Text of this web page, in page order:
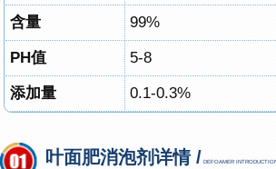
含量 99%
PH值 5-8
添加量 0.1-0.3%
叶面肥消泡剂详情 / DEFOAMER